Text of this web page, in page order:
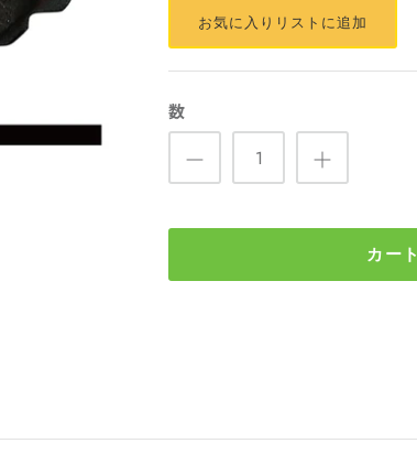
お気に入りリストに追加
数
カー